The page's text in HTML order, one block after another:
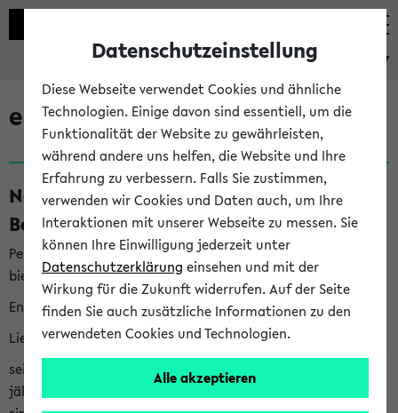
eKVV
eKVV News
Nachhaltigkeitspreis 2026:
Bewerbungsphase gestartet (06.08.26)
Per E-Mail eingestellt von nachhaltigkeitsbuero@uni-
bielefeld.de an den Verteiler 'Alle Studierenden':
English version below
Liebe Studierende,
seit 2023 verleiht das Rektorat der Universität Bielefeld
jährlich den Nachhaltigkeitspreis für Abschlussarbeiten. Sie
Datenschutzeinstellung
Diese Webseite verwendet Cookies und ähnliche
Technologien. Einige davon sind essentiell, um die
Funktionalität der Website zu gewährleisten,
während andere uns helfen, die Website und Ihre
Erfahrung zu verbessern. Falls Sie zustimmen,
verwenden wir Cookies und Daten auch, um Ihre
Interaktionen mit unserer Webseite zu messen. Sie
können Ihre Einwilligung jederzeit unter
Datenschutzerklärung einsehen und mit der
Wirkung für die Zukunft widerrufen. Auf der Seite
finden Sie auch zusätzliche Informationen zu den
verwendeten Cookies und Technologien.
Alle akzeptieren